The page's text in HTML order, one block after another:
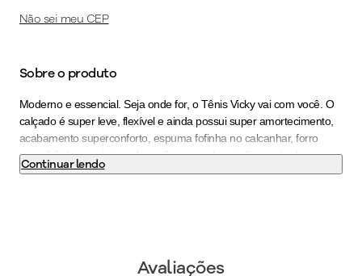
Não sei meu CEP
Sobre o produto
Moderno e essencial. Seja onde for, o Tênis Vicky vai com você. O
calçado é super leve, flexível e ainda possui super amortecimento,
acabamento superconforto, espuma fofinha no calcanhar, forro
superfofinho e máxima absorção tornando-o indispensável para
quem precisa ficar horas de pé no trabalho. O calce fácil traz
Continuar lendo
Avaliações